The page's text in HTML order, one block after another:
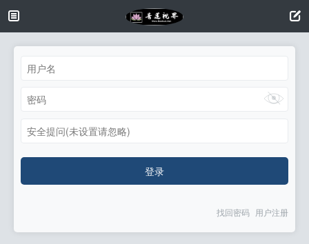
安全提问(未设置请忽略)
登录
找回密码 用户注册